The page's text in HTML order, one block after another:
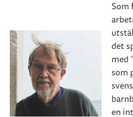
Som
det
med
som
en